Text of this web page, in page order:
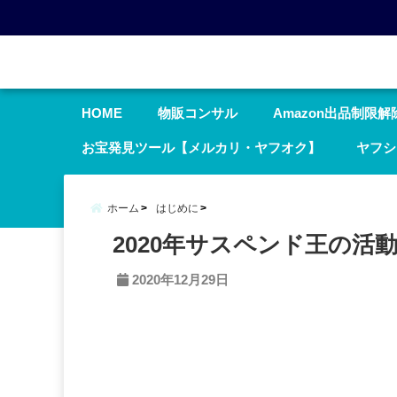
HOME 物販コンサル Amazon出品制限解
お宝発見ツール【メルカリ・ヤフオク】 ヤフ
ホーム はじめに
2020年サスペンド王の活
2020年12月29日